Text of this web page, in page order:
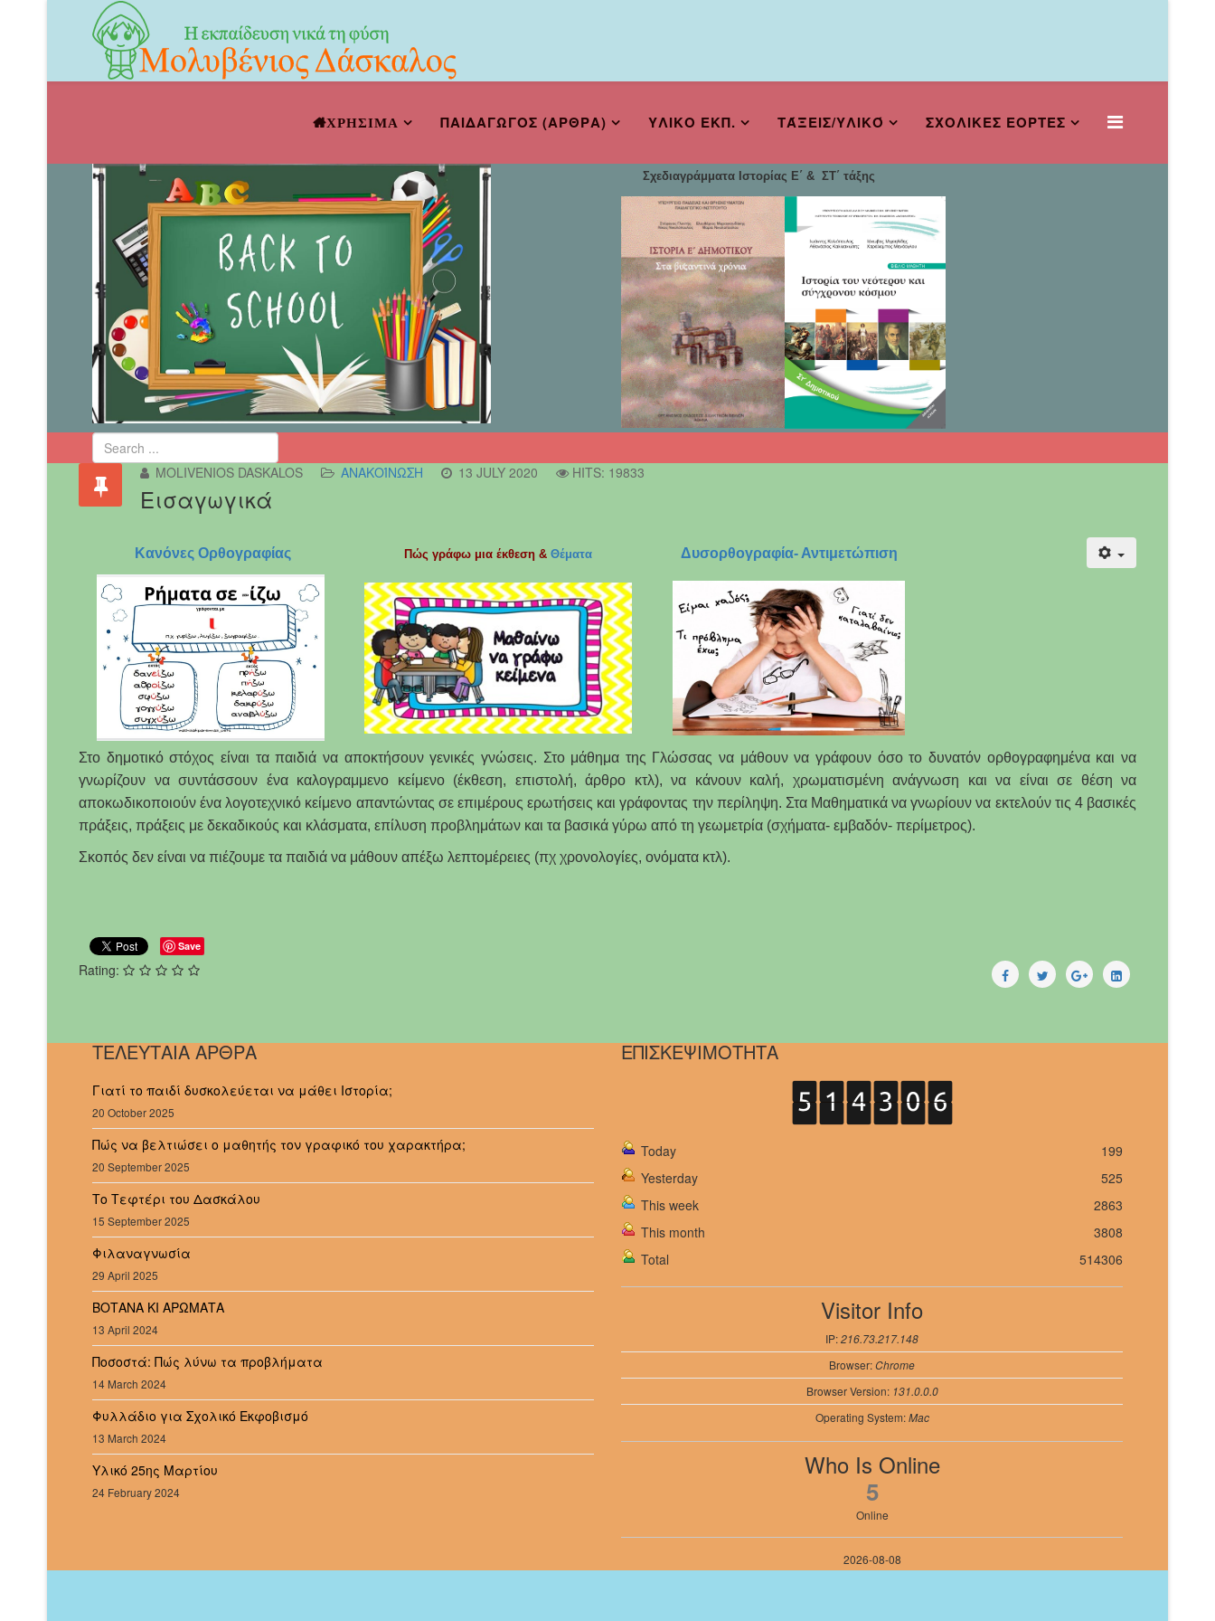
ΧΡΗΣΙΜΑ ΠΑΙΔΑΓΩΓΟΣ (ΑΡΘΡΑ) ΥΛΙΚΟ ΕΚΠ. ΤΆΞΕΙΣ/ΥΛΙΚΌ ΣΧΟΛΙΚΕΣ ΕΟΡΤΕΣ
Σχεδιαγράμματα Ιστορίας Ε΄ & ΣΤ΄ τάξης
MOLIVENIOS DASKALOS ΑΝΑΚΟΊΝΩΣΗ 13 JULY 2020 HITS: 19833
Εισαγωγικά
Κανόνες Ορθογραφίας Πώς γράφω μια έκθεση & Θέματα Δυσορθογραφία- Αντιμετώπιση
Στο δημοτικό στόχος είναι τα παιδιά να αποκτήσουν γενικές γνώσεις. Στο μάθημα της Γλώσσας να μάθουν να γράφουν όσο το δυνατόν ορθογραφημένα και να
γνωρίζουν να συντάσσουν ένα καλογραμμενο κείμενο (έκθεση, επιστολή, άρθρο κτλ), να κάνουν καλή, χρωματισμένη ανάγνωση και να είναι σε θέση να
αποκωδικοποιούν ένα λογοτεχνικό κείμενο απαντώντας σε επιμέρους ερωτήσεις και γράφοντας την περίληψη. Στα Μαθηματικά να γνωρίουν να εκτελούν τις 4 βασικές
πράξεις, πράξεις με δεκαδικούς και κλάσματα, επίλυση προβλημάτων και τα βασικά γύρω από τη γεωμετρία (σχήματα- εμβαδόν- περίμετρος).
Σκοπός δεν είναι να πιέζουμε τα παιδιά να μάθουν απέξω λεπτομέρειες (πχ χρονολογίες, ονόματα κτλ).
Save
Rating:
ΤΕΛΕΥΤΑΙΑ ΑΡΘΡΑ
Γιατί το παιδί δυσκολεύεται να μάθει Ιστορία;
20 October 2025
Πώς να βελτιώσει ο μαθητής τον γραφικό του χαρακτήρα;
20 September 2025
Το Τεφτέρι του Δασκάλου
15 September 2025
Φιλαναγνωσία
29 April 2025
ΒΟΤΑΝΑ ΚΙ ΑΡΩΜΑΤΑ
13 April 2024
Ποσοστά: Πώς λύνω τα προβλήματα
14 March 2024
Φυλλάδιο για Σχολικό Εκφοβισμό
13 March 2024
Υλικό 25ης Μαρτίου
24 February 2024
ΕΠΙΣΚΕΨΙΜΟΤΗΤΑ
Today
199
Yesterday
525
This week
2863
This month
3808
Total
514306
Visitor Info
IP:216.73.217.148
Browser:Chrome
Browser Version: 131.0.0.0
Operating System:Mac
Who Is Online
5
Online
2026-08-08